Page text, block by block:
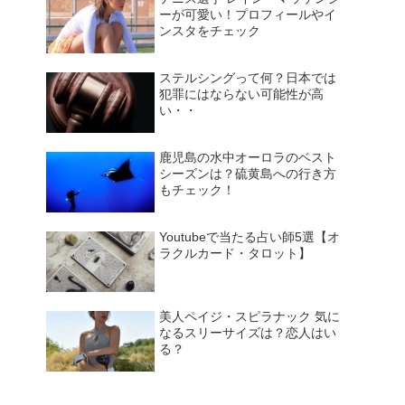
ーが可愛い！プロフィールやイ
ンスタをチェック
ステルシングって何？日本では
犯罪にはならない可能性が高
い・・
鹿児島の水中オーロラのベスト
シーズンは？硫黄島への行き方
もチェック！
Youtubeで当たる占い師5選【オ
ラクルカード・タロット】
美人ペイジ・スピラナック 気に
なるスリーサイズは？恋人はい
る？